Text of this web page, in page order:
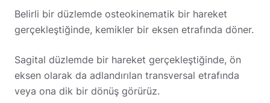
Belirli bir düzlemde osteokinematik bir hareket
gerçekleştiğinde, kemikler bir eksen etrafında döner.
Sagital düzlemde bir hareket gerçekleştiğinde, ön
eksen olarak da adlandırılan transversal etrafında
veya ona dik bir dönüş görürüz.